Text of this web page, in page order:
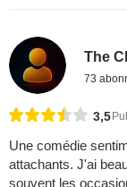
The
73
3,5
Une comédie
attachants. J'ai
souvent les